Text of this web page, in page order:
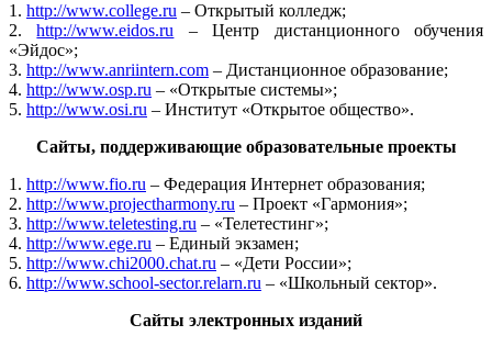
1. http://www.college.ru – Открытый колледж;
2.http://www.eidos.ru – Центр дистанционного обучения
«Эйдос»;
3. http://www.anriintern.com – Дистанционное образование;
4. http://www.osp.ru – «Открытые системы»;
5. http://www.osi.ru – Институт «Открытое общество».
Сайты, поддерживающие образовательные проекты
1. http://www.fio.ru – Федерация Интернет образования;
2. http://www.projectharmony.ru – Проект «Гармония»;
3. http://www.teletesting.ru – «Телетестинг»;
4. http://www.ege.ru – Единый экзамен;
5. http://www.chi2000.chat.ru – «Дети России»;
6. http://www.school-sector.relarn.ru – «Школьный сектор».
Сайты электронных изданий